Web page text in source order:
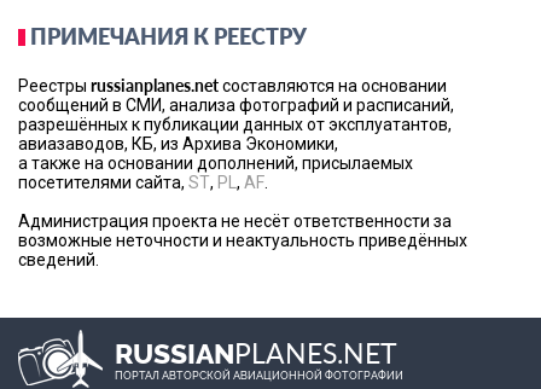
ПРИМЕЧАНИЯ К РЕЕСТРУ
Реестры russianplanes.netсоставляются на основании
сообщений в СМИ, анализа фотографий и расписаний,
разрешённых к публикации данных от эксплуатантов,
авиазаводов, КБ, из Архива Экономики,
а также на основании дополнений, присылаемых
посетителями сайта, ST, PL , AF
Администрация проекта не несёт ответственности за
возможные неточности и неактуальность приведённых
сведений.
RUSSIANPLANES.NET
ПОРТАЛ АВТОРСКОЙ АВИАЦИОННОЙ ФОТОГРАФИИ